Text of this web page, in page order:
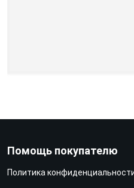
Помощь покупателю
Политика